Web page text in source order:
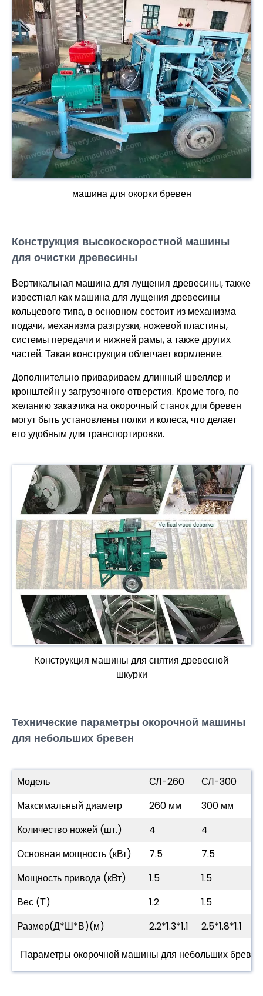
машина для окорки бревен
Конструкция высокоскоростной машины
для очистки древесины
Вертикальная машина для лущения древесины, также
известная как машина для лущения древесины
кольцевого типа, в основном состоит из механизма
подачи, механизма разгрузки, ножевой пластины,
системы передачи и нижней рамы, а также других
частей. Такая конструкция облегчает кормление.
Дополнительно привариваем длинный швеллер и
кронштейн у загрузочного отверстия. Кроме того, по
желанию заказчика на окорочный станок для бревен
могут быть установлены полки и колеса, что делает
его удобным для транспортировки.
Конструкция машины для снятия древесной
шкурки
Технические параметры окорочной машины
для небольших бревен
Модель СЛ-260
СЛ-300
Максимальный диаметр
260 мм
300 мм
Количество ножей (шт.)
4
4
Основная мощность (кВт)
7.5
7.5
Мощность привода (кВт)
1.5
1.5
Вес (Т)
1.2
1.5
Размер(Д*Ш*В)(м)
2.2*1.3*1.1 2.5*1.8*1.1
Параметры окорочной машины для небольших бревен